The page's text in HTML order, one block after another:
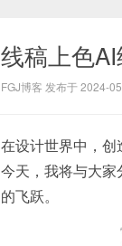
线稿上色
FGJ博客 发布于 2024-
在设计世界中，
今天，我将与大
的飞跃。